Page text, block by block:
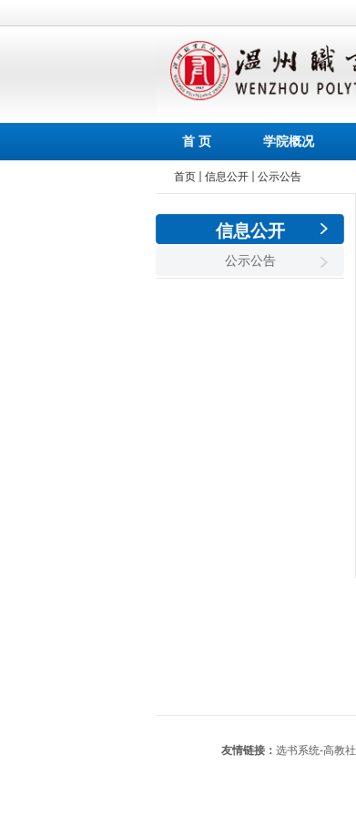
首 页 学院概况
首页 信息公开 公示公告
信息公开
公示公告
友情链接： 选书系统-高教社